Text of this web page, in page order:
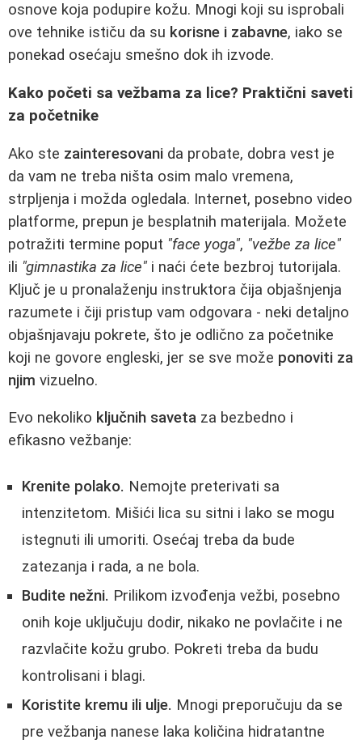
osnove koja podupire kožu. Mnogi koji su isprobali
ove tehnike ističu da su korisne i zabavne, iako se
ponekad osećaju smešno dok ih izvode.
Kako početi sa vežbama za lice? Praktični saveti
za početnike
Ako ste zainteresovani da probate, dobra vest je
da vam ne treba ništa osim malo vremena,
strpljenja i možda ogledala. Internet, posebno video
platforme, prepun je besplatnih materijala. Možete
potražiti termine poput "face yoga", "vežbe za lice"
ili "gimnastika za lice" i naći ćete bezbroj tutorijala.
Ključ je u pronalaženju instruktora čija objašnjenja
razumete i čiji pristup vam odgovara - neki detaljno
objašnjavaju pokrete, što je odlično za početnike
koji ne govore engleski, jer se sve može ponoviti za
njim vizuelno.
Evo nekoliko ključnih saveta za bezbedno i
efikasno vežbanje:
Krenite polako. Nemojte preterivati sa
intenzitetom. Mišići lica su sitni i lako se mogu
istegnuti ili umoriti. Osećaj treba da bude
zatezanja i rada, a ne bola.
Budite nežni. Prilikom izvođenja vežbi, posebno
onih koje uključuju dodir, nikako ne povlačite i ne
razvlačite kožu grubo. Pokreti treba da budu
kontrolisani i blagi.
Koristite kremu ili ulje. Mnogi preporučuju da se
pre vežbanja nanese laka količina hidratantne